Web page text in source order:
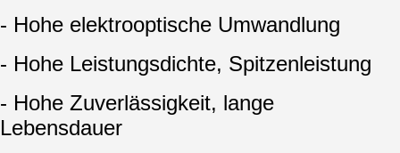
- Hohe elektrooptische Umwandlung
- Hohe Leistungsdichte, Spitzenleistung
- Hohe Zuverlässigkeit, lange
Lebensdauer